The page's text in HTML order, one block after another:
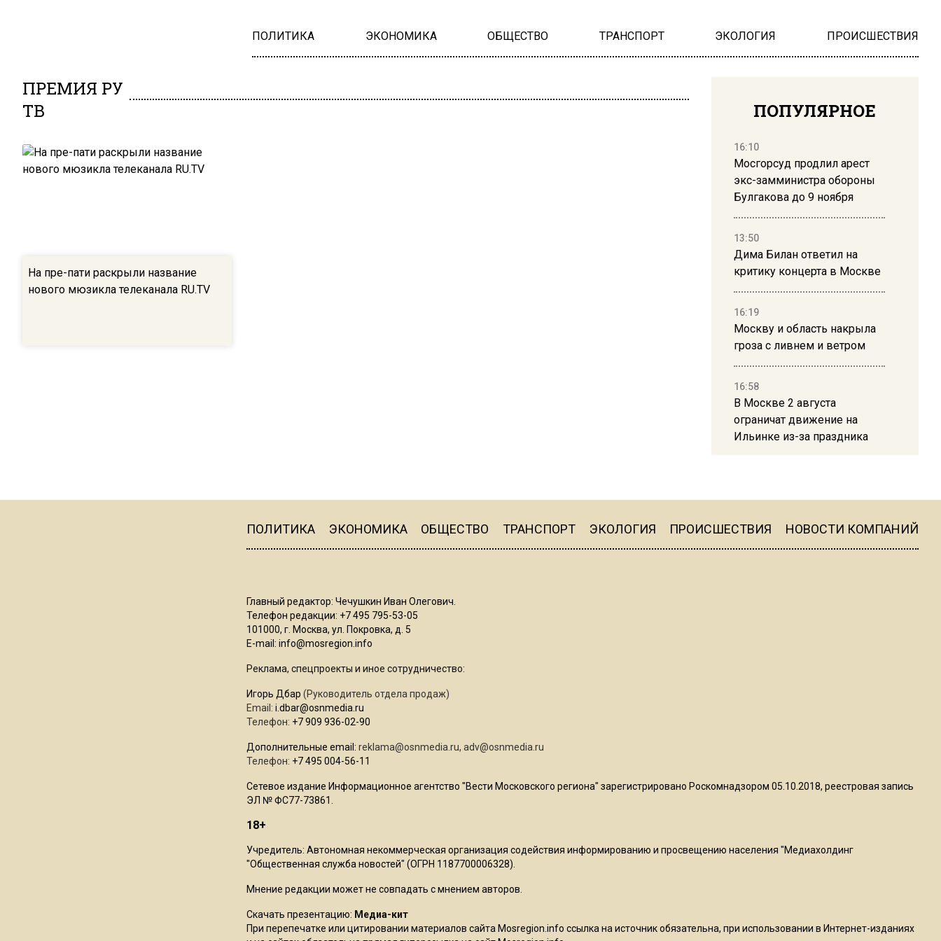
ПОЛИТИКА ЭКОНОМИКА ОБЩЕСТВО ТРАНСПОРТ ЭКОЛОГИЯ ПРОИСШЕСТВИЯ
ПРЕМИЯ РУ
ТВ
На пре-пати раскрыли название
нового мюзикла телеканала RU.TV
ПОПУЛЯРНОЕ
16:10
Мосгорсуд продлил арест
экс-замминистра обороны
Булгакова до 9 ноября
13:50
Дима Билан ответил на
критику концерта в Москве
16:19
Москву и область накрыла
гроза с ливнем и ветром
16:58
В Москве 2 августа
ограничат движение на
Ильинке из-за праздника
Telegram после обвинений
Роман Терюшков назвал
ПОЛИТИКА ЭКОНОМИКА ОБЩЕСТВО ТРАНСПОРТ ЭКОЛОГИЯ ПРОИСШЕСТВИЯ НОВОСТИ КОМПАНИЙ
Главный редактор: Чечушкин Иван Олегович.
Телефон редакции: +7 495 795-53-05
101000, г. Москва, ул. Покровка, д. 5
E-mail: info@mosregion.info
Реклама, спецпроекты и иное сотрудничество:
Игорь Дбар (Руководитель отдела продаж)
Email: i.dbar@osnmedia.ru
Телефон: +7 909 936-02-90
Дополнительные email: reklama@osnmedia.ru, adv@osnmedia.ru
Телефон: +7 495 004-56-11
Сетевое издание Информационное агентство "Вести Московского региона" зарегистрировано Роскомнадзором 05.10.2018, реестровая запись
ЭЛ № ФС77-73861.
18+
Учредитель: Автономная некоммерческая организация содействия информированию и просвещению населения "Медиахолдинг
"Общественная служба новостей" (ОГРН 1187700006328).
Мнение редакции может не совпадать с мнением авторов.
Скачать презентацию: Медиа-кит
При перепечатке или цитировании материалов сайта Mosregion.info ссылка на источник обязательна, при использовании в Интернет-изданиях